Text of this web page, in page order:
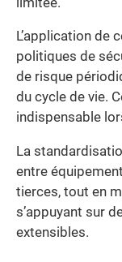
L’application de
politiques de
de risque
du cycle de vie.
indispensable
La
entre
tierces, tout en
s’appuyant sur
extensibles.